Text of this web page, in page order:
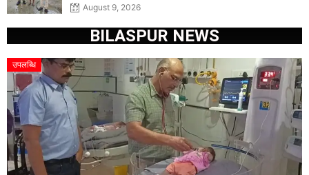
August 9, 2026
BILASPUR NEWS
उपलब्धि